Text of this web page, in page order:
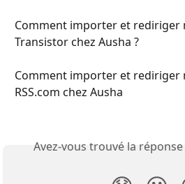
Comment importer et rediriger
Transistor chez Ausha ?
Comment importer et rediriger
RSS.com chez Ausha
Avez-vous trouvé la